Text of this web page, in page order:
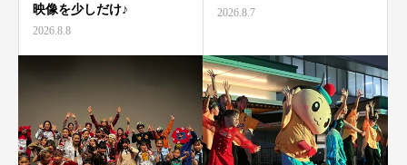
映像を少しだけ♪
2026.8.8
2026.8.7